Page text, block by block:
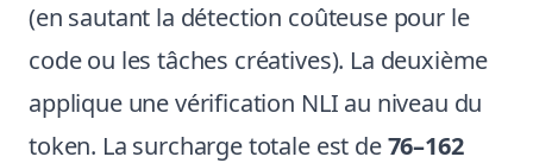
(en sautant la détection coûteuse pour le
code ou les tâches créatives). La deuxième
applique une vérification NLI au niveau du
token. La surcharge totale est de76–162